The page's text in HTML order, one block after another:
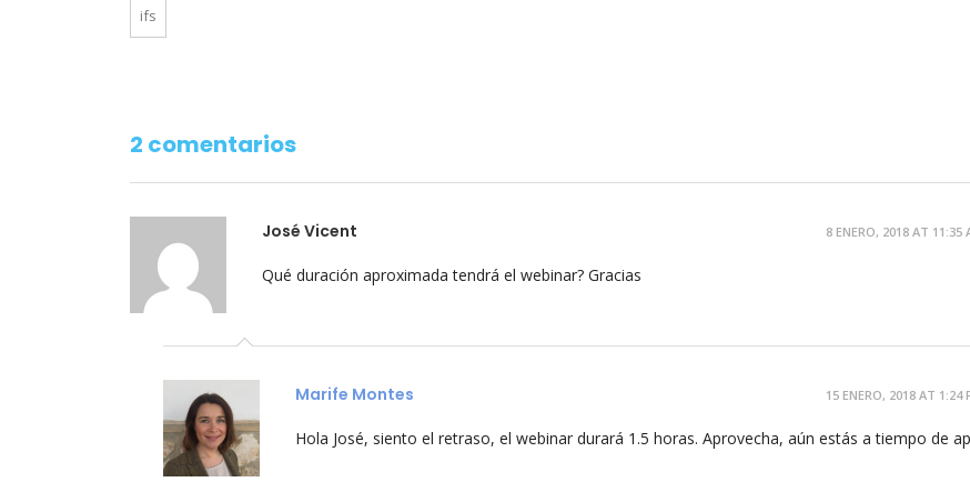
ifs
2 comentarios
José Vicent 8 ENERO, 2018 AT 11:35
Qué duración aproximada tendrá el webinar? Gracias
Marife Montes 15 ENERO, 2018 AT 1:24
Hola José, siento el retraso, el webinar durará 1.5 horas. Aprovecha, aún estás a tiempo de